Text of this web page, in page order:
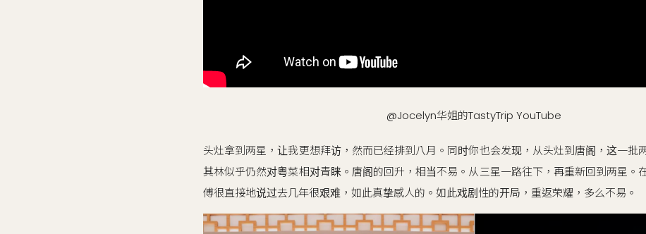
@Jocelyn华姐的TastyTrip YouTube
头灶拿到两星，让我更想拜访，然而已经排到八月。同时你也会发现，从头灶到唐阁，这一批
其林似乎仍然对粤菜相对青睐。唐阁的回升，相当不易。从三星一路往下，再重新回到两星。
傅很直接地说过去几年很艰难，如此真挚感人的。如此戏剧性的开局，重返荣耀，多么不易。